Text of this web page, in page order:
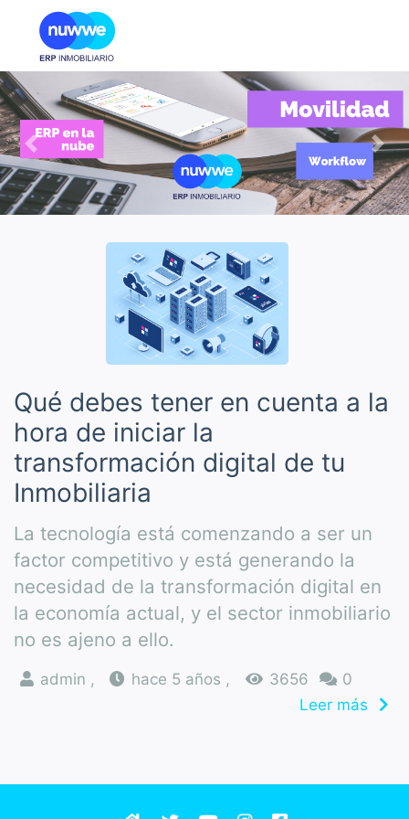
Previous
Qué debes tener en cuenta a la
hora de iniciar la
transformación digital de tu
Inmobiliaria
La tecnología está comenzando a ser un
factor competitivo y está generando la
necesidad de la transformación digital en
la economía actual, y el sector inmobiliario
no es ajeno a ello.
admin , hace 5 años , 3656
0
Leer más